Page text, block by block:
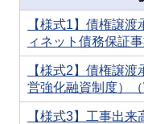
【様式1】債権譲
ィネット債務保証
【様式2】債権譲
営強化融資制度）
【様式3】工事出